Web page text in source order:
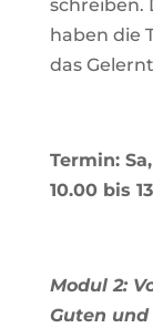
schreiben.
haben die
das
Termin:
10.00 bis
Modul 2:
Guten